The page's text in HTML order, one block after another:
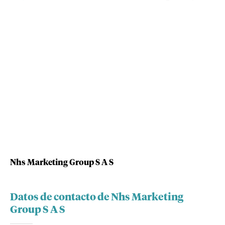
Nhs Marketing Group S A S
Datos de contacto de Nhs Marketing
Group S A S